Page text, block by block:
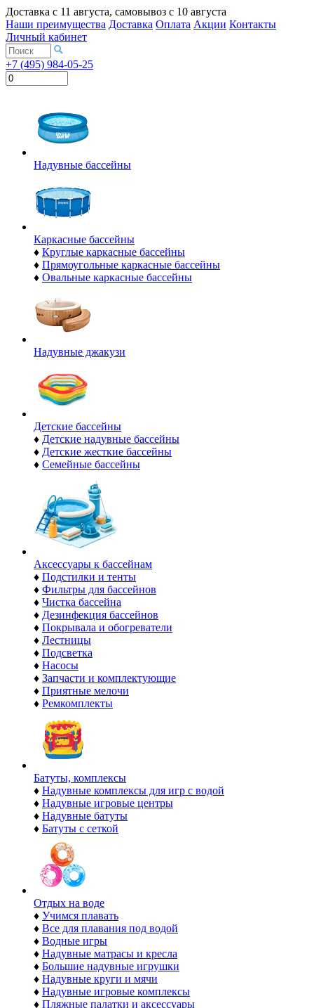
Доставка с 11 августа, самовывоз с 10 августа
Наши преимущества Доставка Оплата Акции Контакты
Личный кабинет
+7 (495) 984-05-25
Надувные бассейны
Каркасные бассейны
♦ Круглые каркасные бассейны
♦ Прямоугольные каркасные бассейны
♦ Овальные каркасные бассейны
Надувные джакузи
Детские бассейны
♦ Детские надувные бассейны
♦ Детские жесткие бассейны
♦ Семейные бассейны
Аксессуары к бассейнам
♦ Подстилки и тенты
♦ Фильтры для бассейнов
♦ Чистка бассейна
♦ Дезинфекция бассейнов
♦ Покрывала и обогреватели
♦ Лестницы
♦ Подсветка
♦ Насосы
♦ Запчасти и комплектующие
♦ Приятные мелочи
♦ Ремкомплекты
Батуты, комплексы
♦ Надувные комплексы для игр с водой
♦ Надувные игровые центры
♦ Надувные батуты
♦ Батуты с сеткой
Отдых на воде
♦ Учимся плавать
♦ Все для плавания под водой
♦ Водные игры
♦ Надувные матрасы и кресла
♦ Большие надувные игрушки
♦ Надувные круги и мячи
♦ Надувные игровые комплексы
♦ Пляжные палатки и аксессуары